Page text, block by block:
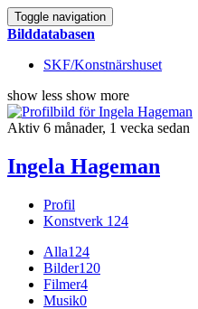
Toggle navigation
Bilddatabasen
SKF/Konstnärshuset
show less show more
Aktiv 6 månader, 1 vecka sedan
Ingela Hageman
Profil
Konstverk 124
Alla124
Bilder120
Filmer4
Musik0